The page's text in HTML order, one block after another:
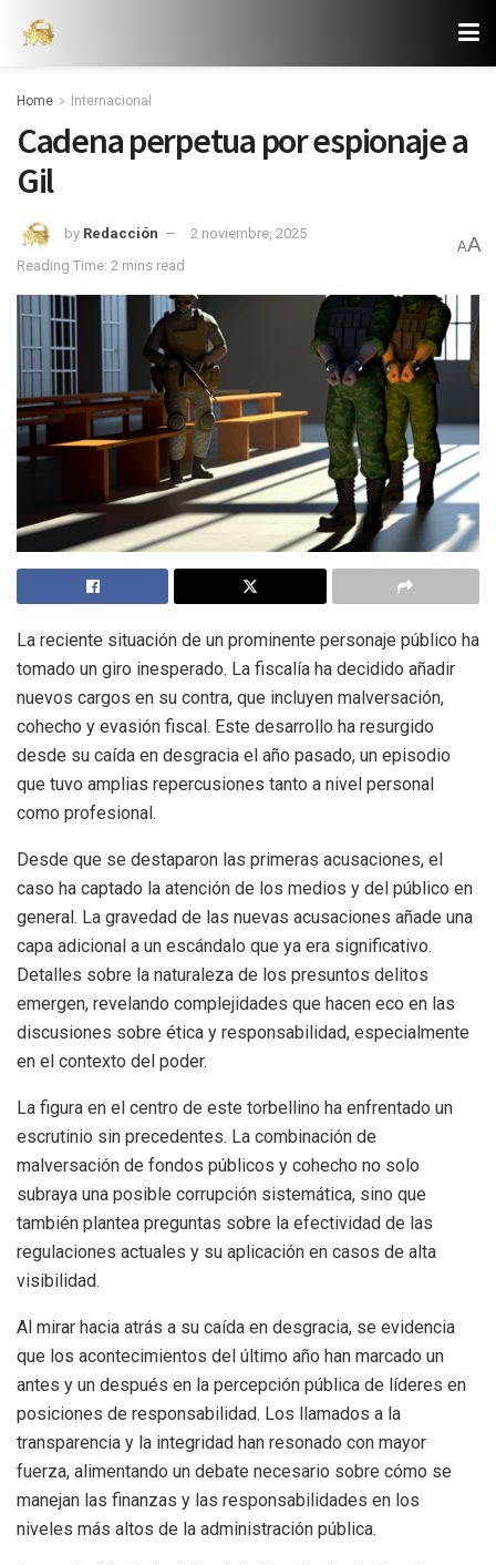
Home Internacional
Cadena perpetua por espionaje a
Gil
by Redacción
2 noviembre, 2025
Reading Time: 2 mins read
AA
La reciente situación de un prominente personaje público ha
tomado un giro inesperado. La fiscalía ha decidido añadir
nuevos cargos en su contra, que incluyen malversación,
cohecho y evasión fiscal. Este desarrollo ha resurgido
desde su caída en desgracia el año pasado, un episodio
que tuvo amplias repercusiones tanto a nivel personal
como profesional.
Desde que se destaparon las primeras acusaciones, el
caso ha captado la atención de los medios y del público en
general. La gravedad de las nuevas acusaciones añade una
capa adicional a un escándalo que ya era significativo.
Detalles sobre la naturaleza de los presuntos delitos
emergen, revelando complejidades que hacen eco en las
discusiones sobre ética y responsabilidad, especialmente
en el contexto del poder.
La figura en el centro de este torbellino ha enfrentado un
escrutinio sin precedentes. La combinación de
malversación de fondos públicos y cohecho no solo
subraya una posible corrupción sistemática, sino que
también plantea preguntas sobre la efectividad de las
regulaciones actuales y su aplicación en casos de alta
visibilidad.
Al mirar hacia atrás a su caída en desgracia, se evidencia
que los acontecimientos del último año han marcado un
antes y un después en la percepción pública de líderes en
posiciones de responsabilidad. Los llamados a la
transparencia y la integridad han resonado con mayor
fuerza, alimentando un debate necesario sobre cómo se
manejan las finanzas y las responsabilidades en los
niveles más altos de la administración pública.